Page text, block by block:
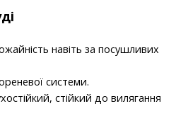
навіть за посушливих
системи.
стійкий до вилягання